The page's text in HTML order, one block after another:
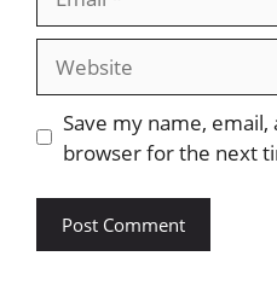
Website
Save my name,
browser for the next